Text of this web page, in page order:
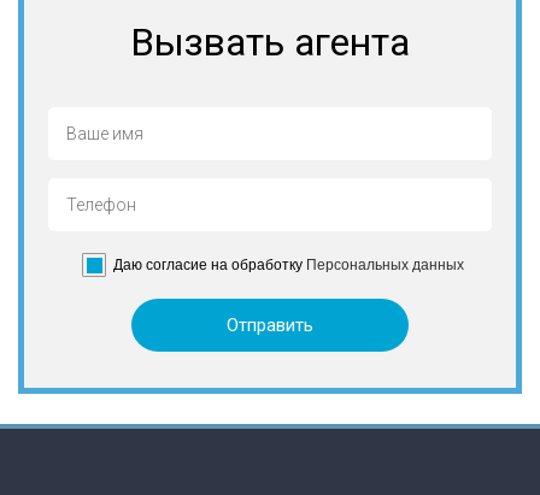
Вызвать агента
Даю согласие на обработку Персональных данных